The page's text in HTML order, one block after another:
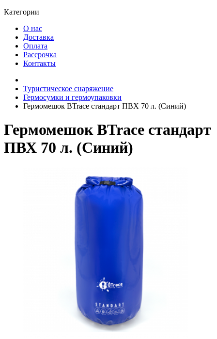
Категории
О нас
Доставка
Оплата
Рассрочка
Контакты
Туристическое снаряжение
Гермосумки и гермоупаковки
Гермомешок BTrace стандарт ПВХ 70 л. (Синий)
Гермомешок BTrace стандарт
ПВХ 70 л. (Синий)